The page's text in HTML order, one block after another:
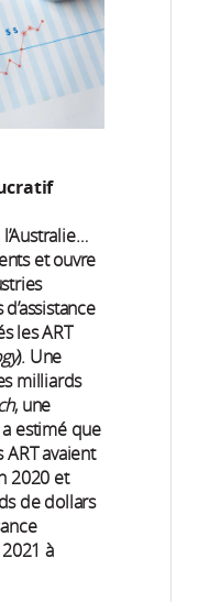
et ouvre
les ART
). Une
milliards
, une
estimé que
avaient
2020 et
de dollars
à